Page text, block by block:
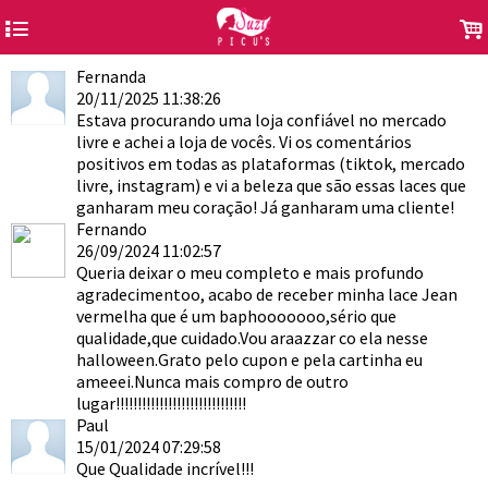
4 .
Fernanda
20/11/2025 11:38:26
Estava procurando uma loja confiável no mercado
livre e achei a loja de vocês. Vi os comentários
positivos em todas as plataformas (tiktok, mercado
livre, instagram) e vi a beleza que são essas laces que
ganharam meu coração! Já ganharam uma cliente!
Fernando
26/09/2024 11:02:57
Queria deixar o meu completo e mais profundo
agradecimentoo, acabo de receber minha lace Jean
vermelha que é um baphooooooo,sério que
qualidade,que cuidado.Vou araazzar co ela nesse
halloween.Grato pelo cupon e pela cartinha eu
ameeei.Nunca mais compro de outro
lugar!!!!!!!!!!!!!!!!!!!!!!!!!!!!!!
Paul
15/01/2024 07:29:58
Que Qualidade incrível!!!